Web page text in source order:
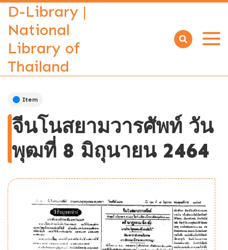
D-Library |
National
Library of
Thailand
Open
Item
จีนโนสยามวารศัพท์ วัน
พุฒที่ 8 มิถุนายน 2464